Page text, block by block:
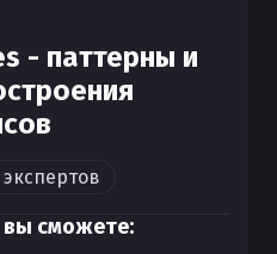
- паттерны и
экспертов
сможете: